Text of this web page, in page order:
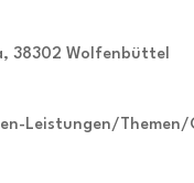
38302 Wolfenbüttel
Leistungen/